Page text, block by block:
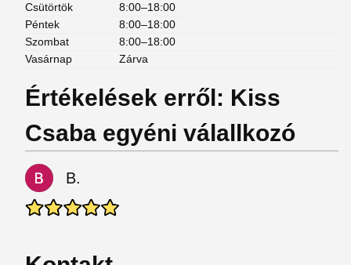
Csütörtök
8:00–18:00
Péntek
8:00–18:00
Szombat
8:00–18:00
Vasárnap
Zárva
Értékelések erről: Kiss
Csaba egyéni válallkozó
B.